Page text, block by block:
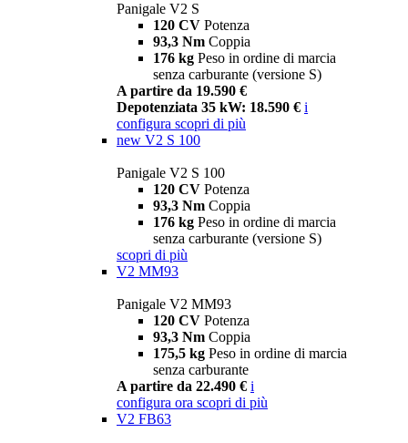
Panigale V2 S
120 CV Potenza
93,3 Nm Coppia
176 kg Peso in ordine di marcia
senza carburante (versione S)
A partire da 19.590 €
Depotenziata 35 kW: 18.590 € i
configura scopri di più
new V2 S 100
Panigale V2 S 100
120 CV Potenza
93,3 Nm Coppia
176 kg Peso in ordine di marcia
senza carburante (versione S)
scopri di più
V2 MM93
Panigale V2 MM93
120 CV Potenza
93,3 Nm Coppia
175,5 kg Peso in ordine di marcia
senza carburante
A partire da 22.490 € i
configura ora scopri di più
V2 FB63